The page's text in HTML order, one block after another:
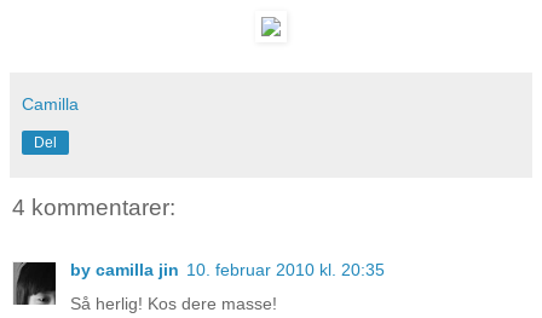
Camilla
Del
4 kommentarer:
by camilla jin 10. februar 2010 kl. 20:35
Så herlig! Kos dere masse!